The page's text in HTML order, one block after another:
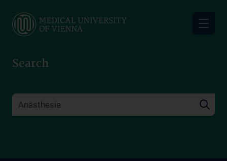
main
Search